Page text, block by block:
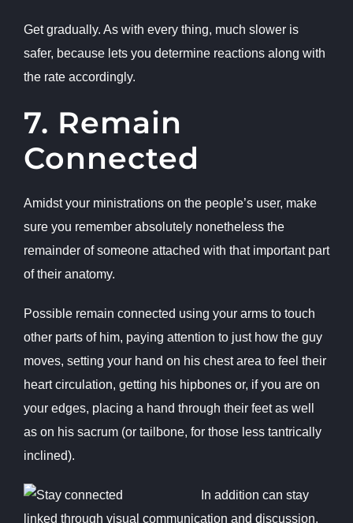
Get gradually. As with every thing, much slower is
safer, because lets you determine reactions along with
the rate accordingly.
7. Remain
Connected
Amidst your ministrations on the people’s user, make
sure you remember absolutely nonetheless the
remainder of someone attached with that important part
of their anatomy.
Possible remain connected using your arms to touch
other parts of him, paying attention to just how the guy
moves, setting your hand on his chest area to feel their
heart circulation, getting his hipbones or, if you are on
your edges, placing a hand through their feet as well
as on his sacrum (or tailbone, for those less tantrically
inclined).
In addition can stay
linked through visual communication and discussion.